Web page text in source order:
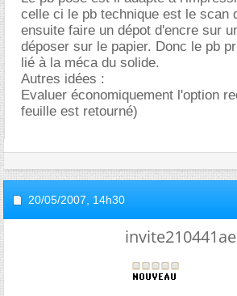
celle ci le pb technique est le scan
ensuite faire un dépot d'encre sur
déposer sur le papier. Donc le pb
lié à la méca du solide.
Autres idées :
Evaluer économiquement l'option
feuille est retourné)
20/05/2007, 14h30
invite210441ae